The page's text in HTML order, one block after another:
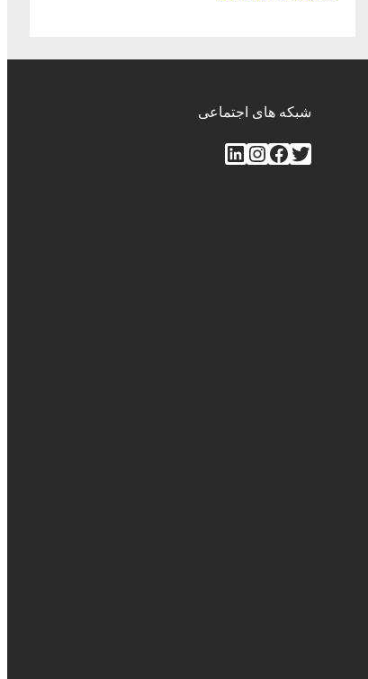
شبکه های اجتماعی
توییتر فیس‌بوکاینستاگرم لینکداین